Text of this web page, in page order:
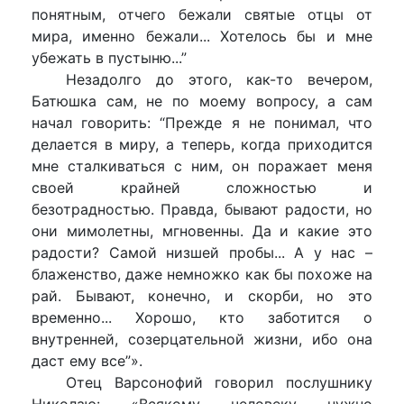
понятным, отчего бежали святые отцы от
мира, именно бежали... Хотелось бы и мне
убежать в пустыню...”
Незадолго до этого, как-то вечером,
Батюшка сам, не по моему вопросу, а сам
начал говорить: “Прежде я не понимал, что
делается в миру, а теперь, когда приходится
мне сталкиваться с ним, он поражает меня
своей крайней сложностью и
безотрадностью. Правда, бывают радости, но
они мимолетны, мгновенны. Да и какие это
радости? Самой низшей пробы... А у нас –
блаженство, даже немножко как бы похоже на
рай. Бывают, конечно, и скорби, но это
временно... Хорошо, кто заботится о
внутренней, созерцательной жизни, ибо она
даст ему все”».
Отец Варсонофий говорил послушнику